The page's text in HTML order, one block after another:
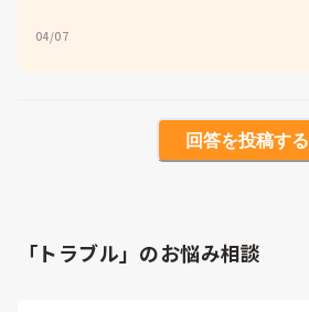
04/07
回答を投稿する
「トラブル」のお悩み相談